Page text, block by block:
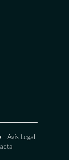
- Avís Legal ,